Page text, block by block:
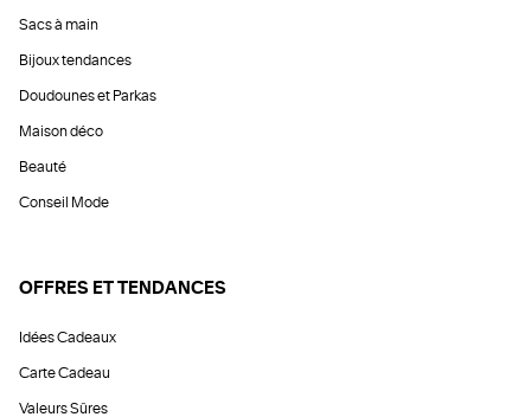
Sacs à main
Bijoux tendances
Doudounes et Parkas
Maison déco
Beauté
Conseil Mode
OFFRES ET TENDANCES
Idées Cadeaux
Carte Cadeau
Valeurs Sûres